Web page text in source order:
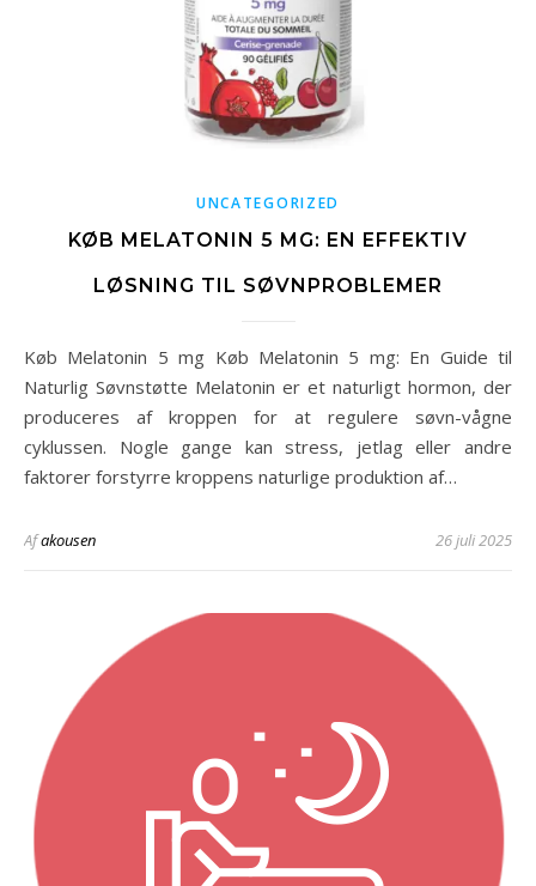
UNCATEGORIZED
KØB MELATONIN 5 MG: EN EFFEKTIV
LØSNING TIL SØVNPROBLEMER
Køb Melatonin 5 mg Køb Melatonin 5 mg: En Guide til
Naturlig Søvnstøtte Melatonin er et naturligt hormon, der
produceres af kroppen for at regulere søvn-vågne
cyklussen. Nogle gange kan stress, jetlag eller andre
faktorer forstyrre kroppens naturlige produktion af…
Afakousen 26 juli 2025